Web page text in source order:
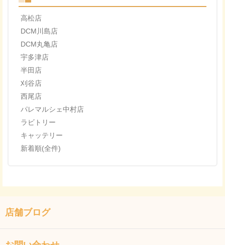
高松店
DCM川島店
DCM丸亀店
宇多津店
半田店
刈谷店
西尾店
パレマルシェ中村店
ラビトリー
キャッテリー
新着順(全件)
店舗ブログ